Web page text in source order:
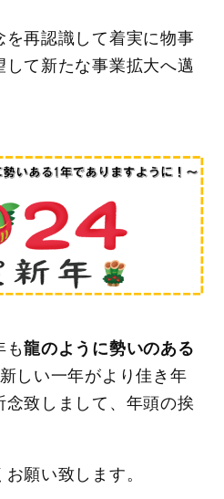
を再認識して着実に物事
て新たな事業拡大へ邁
も龍のように勢いのある
しい一年がより佳き年
致しまして、年頭の挨
願い致します。